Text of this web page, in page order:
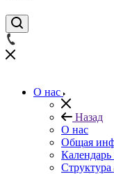
О нас
Назад
О нас
Общая
Структура